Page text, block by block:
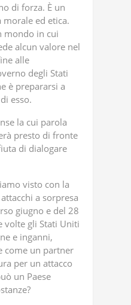
di forza. È un
morale ed etica.
mondo in cui
alcun valore nel
alle
degli Stati
è prepararsi a
esso.
la cui parola
presto di fronte
di dialogare
visto con la
a sorpresa
giugno e del 28
volte gli Stati Uniti
​​e inganni,
come un partner
per un attacco
un Paese